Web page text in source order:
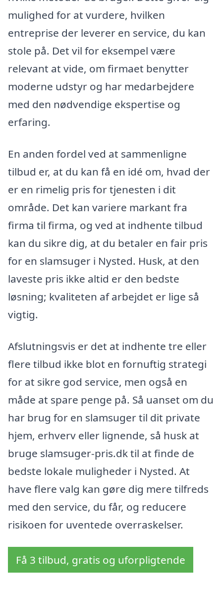
mulighed for at vurdere, hvilken
entreprise der leverer en service, du kan
stole på. Det vil for eksempel være
relevant at vide, om firmaet benytter
moderne udstyr og har medarbejdere
med den nødvendige ekspertise og
erfaring.
En anden fordel ved at sammenligne
tilbud er, at du kan få en idé om, hvad der
er en rimelig pris for tjenesten i dit
område. Det kan variere markant fra
firma til firma, og ved at indhente tilbud
kan du sikre dig, at du betaler en fair pris
for en slamsuger i Nysted. Husk, at den
laveste pris ikke altid er den bedste
løsning; kvaliteten af arbejdet er lige så
vigtig.
Afslutningsvis er det at indhente tre eller
flere tilbud ikke blot en fornuftig strategi
for at sikre god service, men også en
måde at spare penge på. Så uanset om du
har brug for en slamsuger til dit private
hjem, erhverv eller lignende, så husk at
bruge slamsuger-pris.dk til at finde de
bedste lokale muligheder i Nysted. At
have flere valg kan gøre dig mere tilfreds
med den service, du får, og reducere
risikoen for uventede overraskelser.
Få 3 tilbud, gratis og uforpligtende